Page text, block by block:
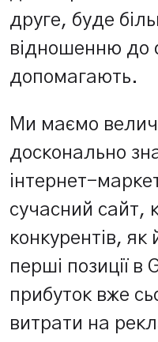
друге, буде
відношенню до
допомагають.
Ми маємо
досконально
інтернет-
сучасний сайт,
конкурентів, як
перші позиції в
прибуток вже
витрати на